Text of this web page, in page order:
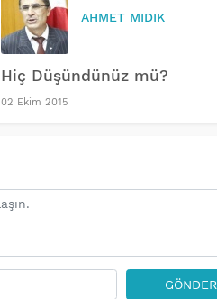
AHMET MIDIK
Hiç Düşündünüz mü?
02 Ekim 2015
GÖNDER